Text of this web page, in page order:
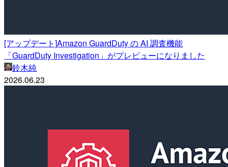
[アップデート]Amazon GuardDuty の AI 調査機能
「GuardDuty Investigation」がプレビューになりました
鈴木純
2026.06.23